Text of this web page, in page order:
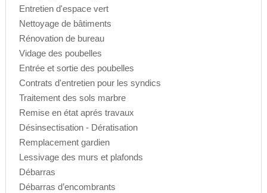
Entretien d'espace vert
Nettoyage de bâtiments
Rénovation de bureau
Vidage des poubelles
Entrée et sortie des poubelles
Contrats d'entretien pour les syndics
Traitement des sols marbre
Remise en état aprés travaux
Désinsectisation - Dératisation
Remplacement gardien
Lessivage des murs et plafonds
Débarras
Débarras d’encombrants